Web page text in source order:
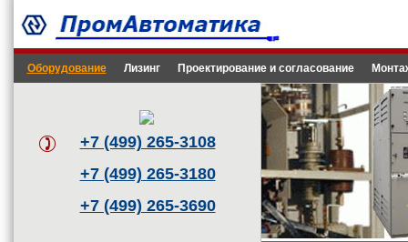
Оборудование Лизинг Проектирование и согласование
+7 (499) 265-3108
+7 (499) 265-3180
+7 (499) 265-3690